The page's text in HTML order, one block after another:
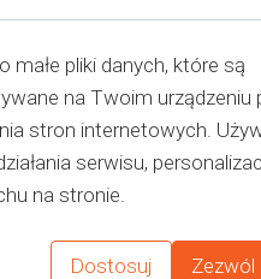
małe pliki danych, które są
na Twoim urządzeniu
stron internetowych.
serwisu,
na stronie.
Dostosuj Zezwól